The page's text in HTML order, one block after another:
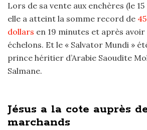
Lors de sa vente aux enchères (le
elle a atteint la somme record de
dollars en 19 minutes et après avoir
échelons. Et le « Salvator Mundi »
prince héritier d’Arabie Saoudite
Salmane.
Jésus a la cote auprès
marchands